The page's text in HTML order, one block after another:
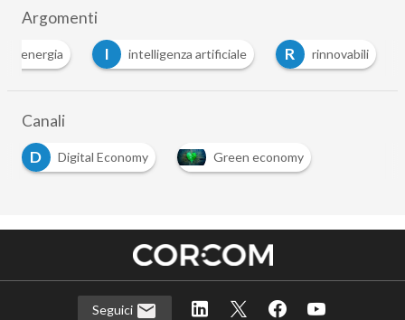
Argomenti
energia I intelligenza artificiale R
rinnovabili
Canali
D
Digital Economy Green economy
Seguici